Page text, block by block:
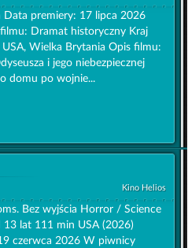
Data premiery: 17 lipca 2026
Dramat historyczny Kraj
Wielka Brytania Opis filmu:
i jego niebezpiecznej
domu po wojnie...
Kino Helios
Bez wyjścia Horror / Science
lat 111 min USA (2026)
czerwca 2026 W piwnicy